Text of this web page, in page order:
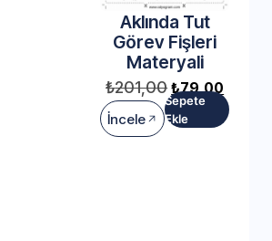
Aklında Tut
Görev Fişleri
Materyali
₺201,00 ₺79,00
İncele
Sepete
Ekle